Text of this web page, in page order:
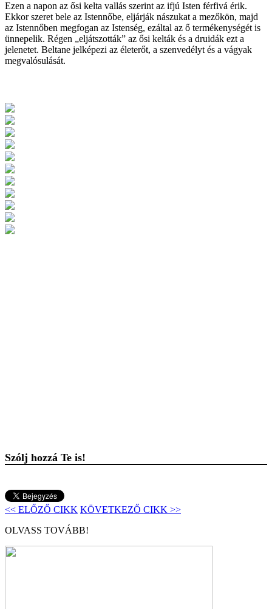
Ezen a napon az ősi kelta vallás szerint az ifjú Isten férfivá érik.
Ekkor szeret bele az Istennőbe, eljárják nászukat a mezőkön, majd
az Istennőben megfogan az Istenség, ezáltal az ő termékenységét is
ünnepelik. Régen „eljátszották” az ősi kelták és a druidák ezt a
jelenetet. Beltane jelképezi az életerőt, a szenvedélyt és a vágyak
megvalósulását.
Szólj hozzá Te is!
<< ELŐZŐ CIKK KÖVETKEZŐ CIKK >>
OLVASS TOVÁBB!